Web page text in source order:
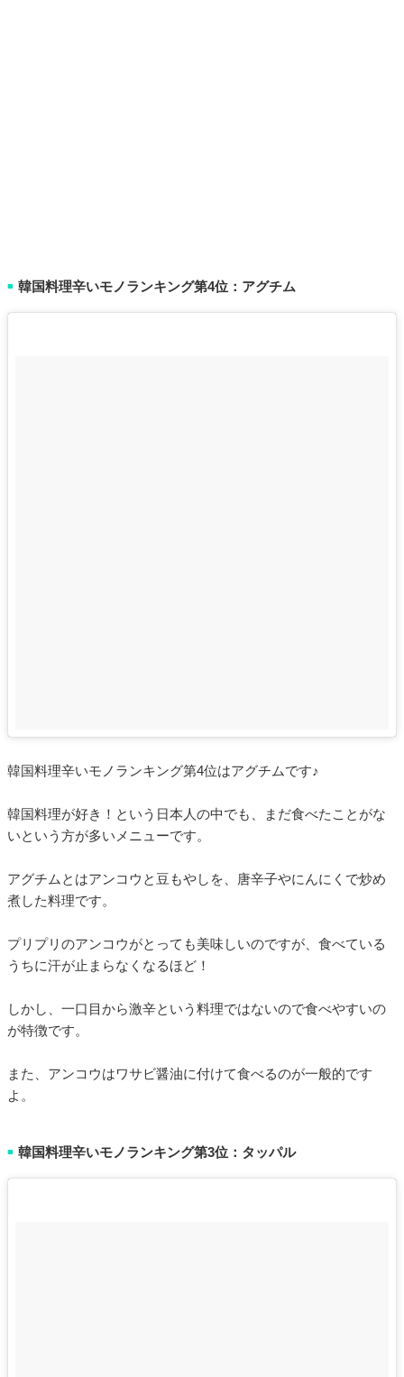
■ 韓国料理辛いモノランキング第4位：アグチム
韓国料理辛いモノランキング第4位はアグチムです♪
韓国料理が好き！という日本人の中でも、まだ食べたことがな
いという方が多いメニューです。
アグチムとはアンコウと豆もやしを、唐辛子やにんにくで炒め
煮した料理です。
プリプリのアンコウがとっても美味しいのですが、食べている
うちに汗が止まらなくなるほど！
しかし、一口目から激辛という料理ではないので食べやすいの
が特徴です。
また、アンコウはワサビ醤油に付けて食べるのが一般的です
よ。
■ 韓国料理辛いモノランキング第3位：タッパル